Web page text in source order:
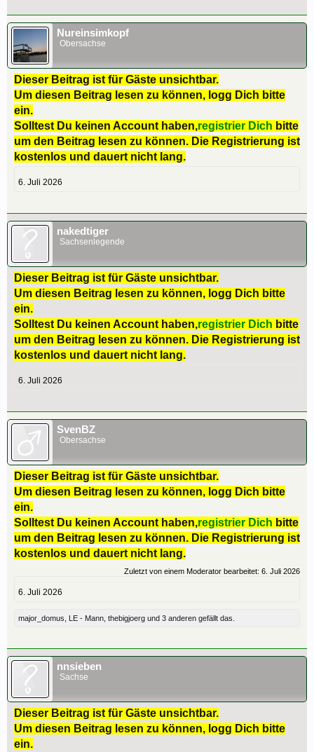
Nureinsimkopf
Obersachse
Dieser Beitrag ist für Gäste unsichtbar.
Um diesen Beitrag lesen zu können, logg Dich bitte
ein.
Solltest Du keinen Account haben,registrier Dich bitte
um den Beitrag lesen zu können. Die Registrierung ist
kostenlos und dauert nicht lang.
6. Juli 2026
nakedtiger
Sachsenlegende
Dieser Beitrag ist für Gäste unsichtbar.
Um diesen Beitrag lesen zu können, logg Dich bitte
ein.
Solltest Du keinen Account haben,registrier Dich bitte
um den Beitrag lesen zu können. Die Registrierung ist
kostenlos und dauert nicht lang.
6. Juli 2026
SvenBZ
Obersachse
Dieser Beitrag ist für Gäste unsichtbar.
Um diesen Beitrag lesen zu können, logg Dich bitte
ein.
Solltest Du keinen Account haben,registrier Dich bitte
um den Beitrag lesen zu können. Die Registrierung ist
kostenlos und dauert nicht lang.
Zuletzt von einem Moderator bearbeitet: 6. Juli 2026
6. Juli 2026
major_domus, LE - Mann, thebigjoerg und 3 anderen gefällt das.
nnsieben
Sachse
Dieser Beitrag ist für Gäste unsichtbar.
Um diesen Beitrag lesen zu können, logg Dich bitte
ein.